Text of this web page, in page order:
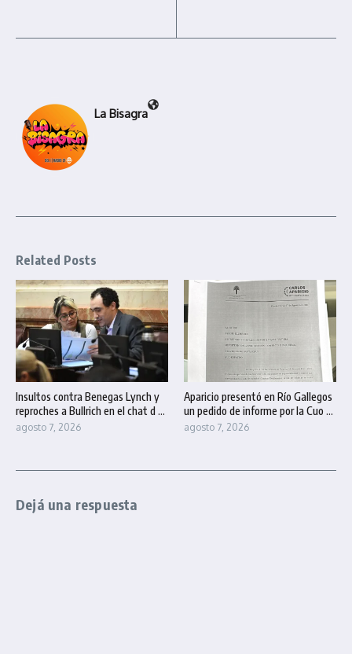
La Bisagra
Related Posts
Insultos contra Benegas Lynch y
reproches a Bullrich en el chat d ...
agosto 7, 2026
Aparicio presentó en Río Gallegos
un pedido de informe por la Cuo ...
agosto 7, 2026
Dejá una respuesta